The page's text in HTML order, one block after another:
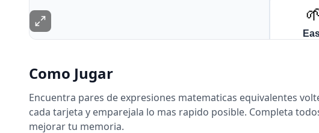
Como Jugar
Encuentra pares de expresiones matematicas equivalentes
cada tarjeta y emparejala lo mas rapido posible. Completa
mejorar tu memoria.